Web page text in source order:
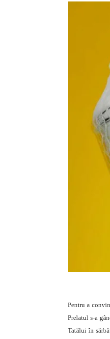
Pentru a
Prelatul s-a
Tatălui în